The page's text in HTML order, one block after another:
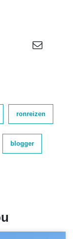
ronreizen
blogger